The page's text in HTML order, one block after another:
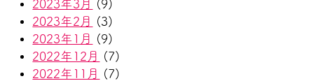
2023年3月
(9)
2023年2月
(3)
2023年1月
(9)
2022年12月
(7)
2022年11月
(7)